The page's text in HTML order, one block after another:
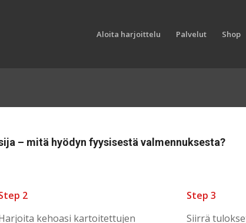
Aloita harjoittelu Palvelut Shop
– mitä hyödyn fyysisestä valmennuksesta?
2
kehoasi kartoitettujen
Step 3
Siirrä